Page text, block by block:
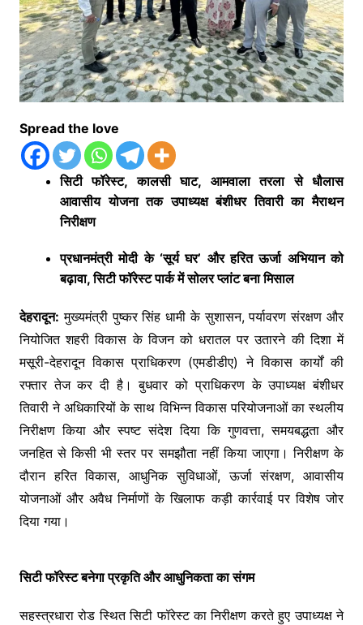
Spread the love
सिटी फॉरेस्ट, कालसी घाट, आमवाला तरला से धौलास
आवासीय योजना तक उपाध्यक्ष बंशीधर तिवारी का मैराथन
निरीक्षण
प्रधानमंत्री मोदी के ‘सूर्य घर’ और हरित ऊर्जा अभियान को
बढ़ावा, सिटी फॉरेस्ट पार्क में सोलर प्लांट बना मिसाल
देहरादून: मुख्यमंत्री पुष्कर सिंह धामी के सुशासन, पर्यावरण संरक्षण और
नियोजित शहरी विकास के विजन को धरातल पर उतारने की दिशा में
मसूरी-देहरादून विकास प्राधिकरण (एमडीडीए) ने विकास कार्यों की
रफ्तार तेज कर दी है। बुधवार को प्राधिकरण के उपाध्यक्ष बंशीधर
तिवारी ने अधिकारियों के साथ विभिन्न विकास परियोजनाओं का स्थलीय
निरीक्षण किया और स्पष्ट संदेश दिया कि गुणवत्ता, समयबद्धता और
जनहित से किसी भी स्तर पर समझौता नहीं किया जाएगा। निरीक्षण के
दौरान हरित विकास, आधुनिक सुविधाओं, ऊर्जा संरक्षण, आवासीय
योजनाओं और अवैध निर्माणों के खिलाफ कड़ी कार्रवाई पर विशेष जोर
दिया गया।
सिटी फॉरेस्ट बनेगा प्रकृति और आधुनिकता का संगम
सहस्त्रधारा रोड स्थित सिटी फॉरेस्ट का निरीक्षण करते हुए उपाध्यक्ष ने